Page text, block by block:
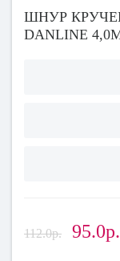
ШНУР
DANLINE
112.0р. 95.0р.